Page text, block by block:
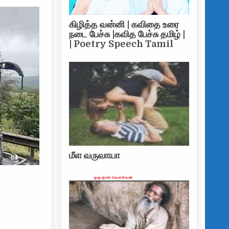
கிழித்த வன்னி | கவிதை உரை
நடை பேச்சு |கவித பேச்சு தமிழ் |
| Poetry Speech Tamil
மீள வருவாயா